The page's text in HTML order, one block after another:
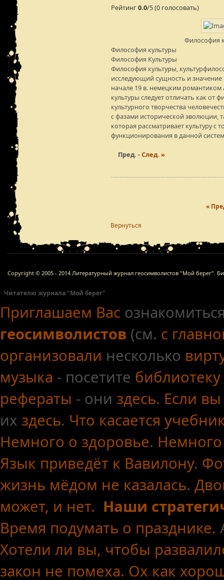
Рейтинг0.0/5 (0 голосовать)
Философия
Философия культуры
Философия Культуры
Философия культуры,
исследующий сущность и значение
начале 19 в. немецким
культуры следует отличать как от
культурного творчества
с фазами исторической эволюции,
которая рассматривает культуру с
функционирования в данной
Пред. -След. »
«
Вернуться
Copyright © 2005 - 2014 Литературный журнал геосимволистов "Мой берег".
Читателю журнала "Мой берег"
Приглашаем Вас
геосимволистов (см. с
организовали несколько
музыка - посетите
рефераты - они здесь. Если
их здесь. Что касается
Немного о здоровье.
Язык приведёт к Вавилону.
жизнь мёдом не казалась.
может, и нет. Наши
Время подумать о празднике.
Хотели ли вы, чтобы
закон не помеха. Ох как